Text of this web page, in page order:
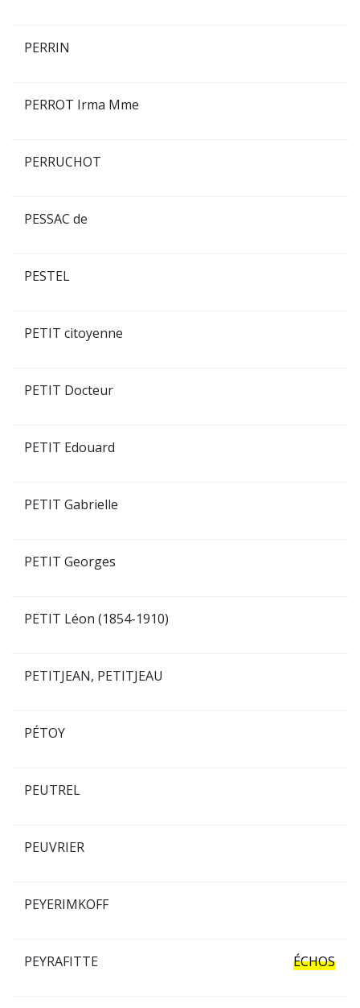
PERRIN
PERROT Irma Mme
PERRUCHOT
PESSAC de
PESTEL
PETIT citoyenne
PETIT Docteur
PETIT Edouard
PETIT Gabrielle
PETIT Georges
PETIT Léon (1854-1910)
PETITJEAN, PETITJEAU
PÉTOY
PEUTREL
PEUVRIER
PEYERIMKOFF
PEYRAFITTE ÉCHOS